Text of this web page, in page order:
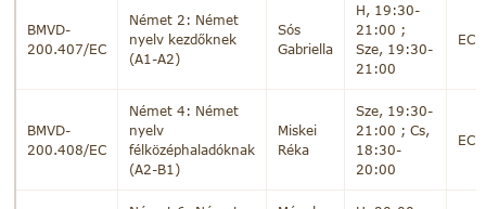
BMVD-
200.407/EC
Német 2: Német
nyelv kezdőknek
(A1-A2)
Sós
Gabriella
H, 19:30-
21:00 ;
Sze, 19:30-
21:00
EC
BMVD-
200.408/EC
Német 4: Német
nyelv
félközéphaladóknak
(A2-B1)
Miskei
Réka
Sze, 19:30-
21:00 ; Cs,
18:30-
20:00
EC